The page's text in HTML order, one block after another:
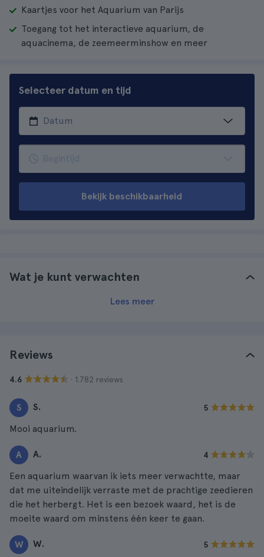
Kaartjes voor het Aquarium van Parijs
Toegang tot het interactieve aquarium, de
aquacinema, de zeemeerminshow en meer
Selecteer datum en tijd
Bekijk beschikbaarheid
Wat je kunt verwachten
Lees meer
Reviews
4.6 · 1.782 reviews
S S. 5
Mooi aquarium.
A A. 4
Een aquarium waarvan ik iets meer verwachtte, maar
dat me uiteindelijk verraste met de prachtige zeedieren
die het herbergt. Het is een bezoek waard, het is de
moeite waard om minstens één keer te gaan.
W W. 5